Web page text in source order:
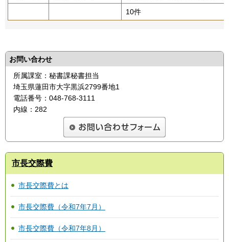
10件
お問い合わせ
所属課室：秘書課秘書担当
埼玉県蓮田市大字黒浜2799番地1
電話番号：048-768-3111
内線：282
市長交際費
市長交際費とは
市長交際費（令和7年7月）
市長交際費（令和7年8月）